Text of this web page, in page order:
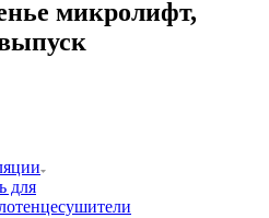
микролифт,
для